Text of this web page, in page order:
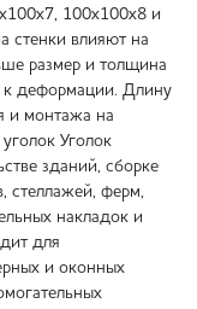
100х100х8 и
стенки влияют на
размер и толщина
к деформации. Длину
и монтажа на
Уголок
зданий, сборке
стеллажей, ферм,
накладок и
для
и оконных